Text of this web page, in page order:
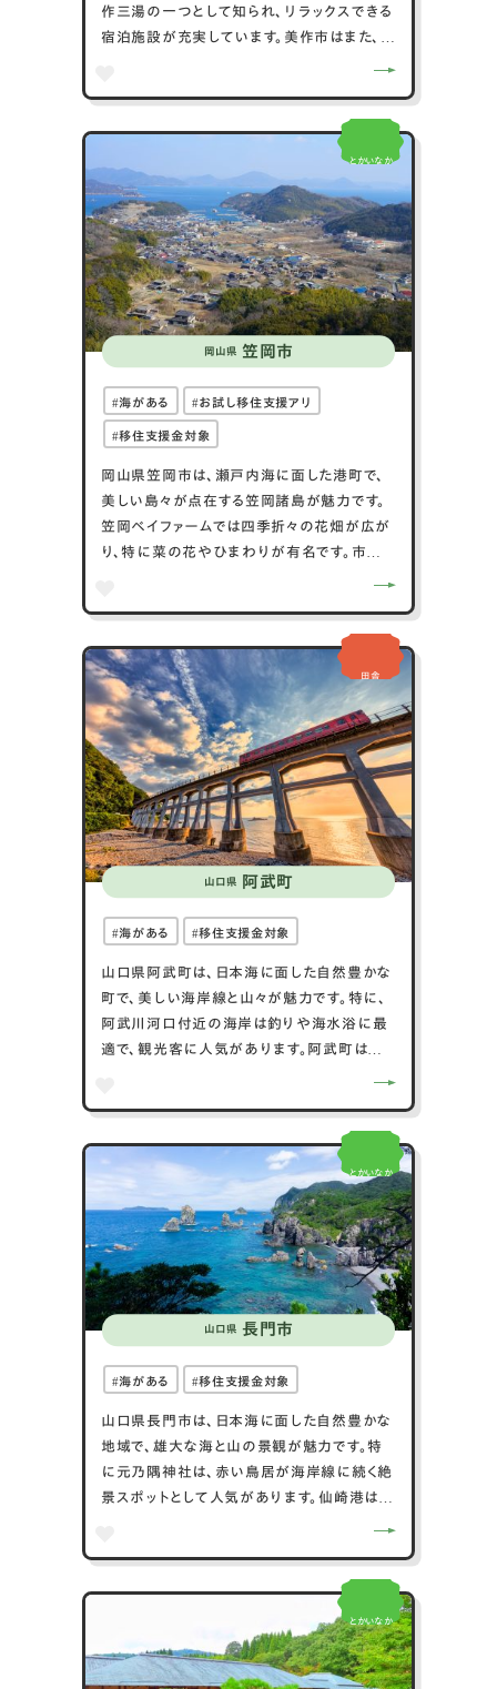
作三湯の一つとして知られ、リラックスできる
宿泊施設が充実しています。美作市はまた、ス
季折々の風景が楽しめます。歴史的には、戦
国武将・宮本武蔵の生誕地としても知られ、
武蔵を祀る宮本武蔵資料館が訪れる価値が
あります。交通面では、智頭急行線の大原駅
が中心で、岡山市や鳥取市へのアクセスも良
好です。
岡山県 笠岡市
とかいなか
海がある お試し移住支援アリ
移住支援金対象
岡山県笠岡市は、瀬戸内海に面した港町で、
美しい島々が点在する笠岡諸島が魅力です。
笠岡ベイファームでは四季折々の花畑が広が
り、特に菜の花やひまわりが有名です。市内
プと醤油ベースの味が特徴です。笠岡市はま
た、養殖業が盛んで、新鮮な魚介類が楽しめ
ます。交通アクセスも良好で、JR山陽本線の笠
岡駅や、山陽自動車道の笠岡ICが利用できま
す。
山口県 阿武町
田舎
海がある 移住支援金対象
山口県阿武町は、日本海に面した自然豊かな
町で、美しい海岸線と山々が魅力です。特に、
阿武川河口付近の海岸は釣りや海水浴に最
適で、観光客に人気があります。阿武町は農
きる場所として親しまれています。町内には歴
史的な神社や寺院が点在し、地域の文化や歴
史を感じることができます。阿武町は、豊かな
自然環境と農業の魅力、歴史的な背景が調和
した、静かで魅力的な町です。
山口県 長門市
とかいなか
海がある 移住支援金対象
山口県長門市は、日本海に面した自然豊かな
地域で、雄大な海と山の景観が魅力です。特
に元乃隅神社は、赤い鳥居が海岸線に続く絶
景スポットとして人気があります。仙崎港は新
れます。青海島は「海上アルプス」と呼ばれる
美しい断崖絶壁が見どころで、遊覧船からの
景観も楽しめます。文化面では、詩人金子み
すゞの出身地として知られ、金子みすゞ記念
とかいなか